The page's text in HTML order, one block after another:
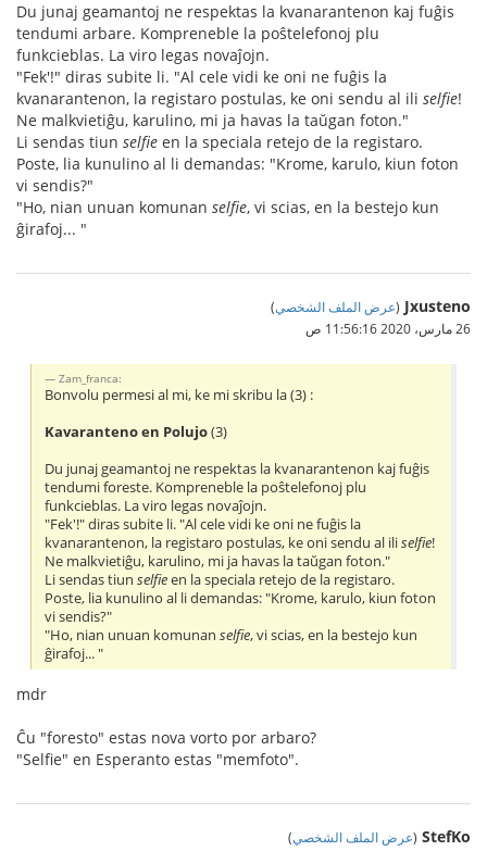
Du junaj geamantoj ne respektas la kvanarantenon kaj fuĝis
tendumi arbare. Kompreneble la poŝtelefonoj plu
funkcieblas. La viro legas novaĵojn.
"Fek'!" diras subite li. "Al cele vidi ke oni ne fuĝis la
kvanarantenon, la registaro postulas, ke oni sendu al ili selfie!
Ne malkvietiĝu, karulino, mi ja havas la taŭgan foton."
Li sendas tiun selfie en la speciala retejo de la registaro.
Poste, lia kunulino al li demandas: "Krome, karulo, kiun foton
vi sendis?"
"Ho, nian unuan komunan selfie, vi scias, en la bestejo kun
ĝirafoj... "
Jxusteno
(عرض الملف الشخصي)
26 مارس، 2020 11:56:16 ص
Zam_franca:
Bonvolu permesi al mi, ke mi skribu la (3) :
Kavaranteno en Polujo(3)
Du junaj geamantoj ne respektas la kvanarantenon kaj fuĝis
tendumi foreste. Kompreneble la poŝtelefonoj plu
funkcieblas. La viro legas novaĵojn.
"Fek'!" diras subite li. "Al cele vidi ke oni ne fuĝis la
kvanarantenon, la registaro postulas, ke oni sendu al iliselfie!
Ne malkvietiĝu, karulino, mi ja havas la taŭgan foton."
Li sendas tiunselfieen la speciala retejo de la registaro.
Poste, lia kunulino al li demandas: "Krome, karulo, kiun foton
vi sendis?"
"Ho, nian unuan komunanselfie, vi scias, en la bestejo kun
ĝirafoj... "
mdr
Ĉu "foresto" estas nova vorto por arbaro?
"Selfie" en Esperanto estas "memfoto".
StefKo
(عرض الملف الشخصي)